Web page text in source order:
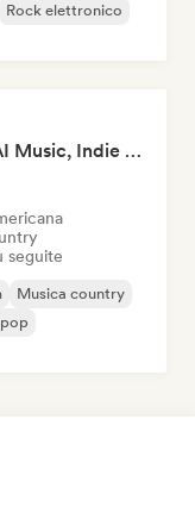
Rock elettronico
Pop Machine Mode 🤖 AI Music, Indie Pop & Dream Pop
seguite
Musica country